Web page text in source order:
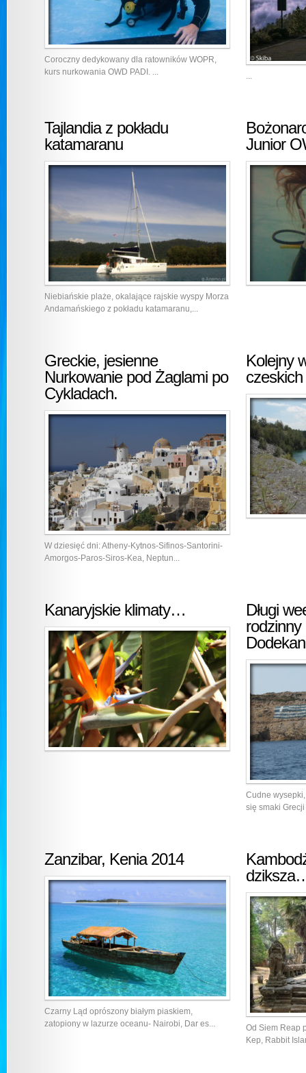
Coroczny dedykowany dla ratowników WOPR,
kurs nurkowania OWD PADI. ...
...
Tajlandia z pokładu
katamaranu
Niebiańskie plaże, okalające rajskie wyspy Morza
Andamańskiego z pokładu katamaranu,...
Junior
Greckie, jesienne
Nurkowanie pod Żaglami po
Cykladach.
W dziesięć dni: Atheny-Kytnos-Sifinos-Santorini-
Amorgos-Paros-Siros-Kea, Neptun...
Kolejny
Kanaryjskie klimaty…
Długi
Cudne
się smaki
Zanzibar, Kenia 2014
Czarny Ląd oprószony białym piaskiem,
zatopiony w lazurze oceanu- Nairobi, Dar es...
Od Siem Reap
Kep, Rabbit